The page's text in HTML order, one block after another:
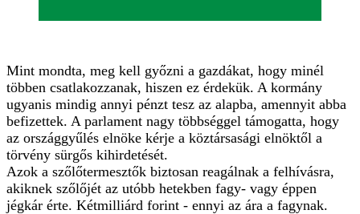
Mint mondta, meg kell győzni a gazdákat, hogy minél
többen csatlakozzanak, hiszen ez érdekük. A kormány
ugyanis mindig annyi pénzt tesz az alapba, amennyit abba
befizettek. A parlament nagy többséggel támogatta, hogy
az országgyűlés elnöke kérje a köztársasági elnöktől a
törvény sürgős kihirdetését.
Azok a szőlőtermesztők biztosan reagálnak a felhívásra,
akiknek szőlőjét az utóbb hetekben fagy- vagy éppen
jégkár érte. Kétmilliárd forint - ennyi az ára a fagynak.